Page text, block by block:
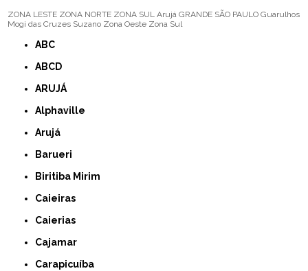
ZONA LESTE ZONA NORTE ZONA SUL Arujá GRANDE SÃO PAULO Guarulhos
Mogi das Cruzes Suzano Zona Oeste Zona Sul
ABC
ABCD
ARUJÁ
Alphaville
Arujá
Barueri
Biritiba Mirim
Caieiras
Caierias
Cajamar
Carapicuíba